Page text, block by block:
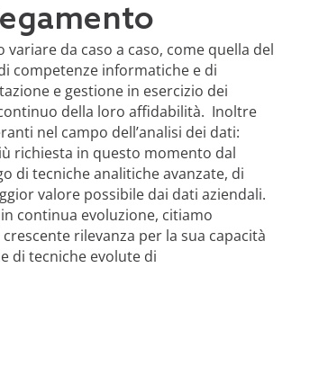
da caso a caso, come quella del
competenze informatiche e di
e gestione in esercizio dei
della loro affidabilità. Inoltre
nel campo dell’analisi dei dati:
richiesta in questo momento dal
di tecniche analitiche avanzate, di
valore possibile dai dati aziendali.
continua evoluzione, citiamo
rilevanza per la sua capacità
di tecniche evolute di